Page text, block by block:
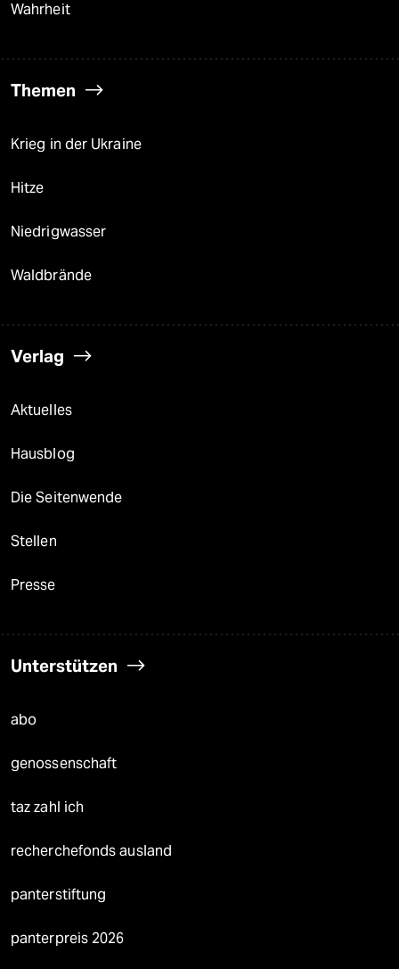
Wahrheit
Themen
Krieg in der Ukraine
Hitze
Niedrigwasser
Waldbrände
Verlag
Aktuelles
Hausblog
Die Seitenwende
Stellen
Presse
Unterstützen
abo
genossenschaft
taz zahl ich
recherchefonds ausland
panterstiftung
panterpreis 2026